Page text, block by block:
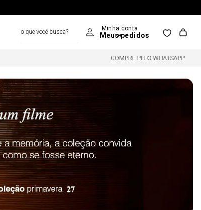
COMPRE PELO WHATSAPP